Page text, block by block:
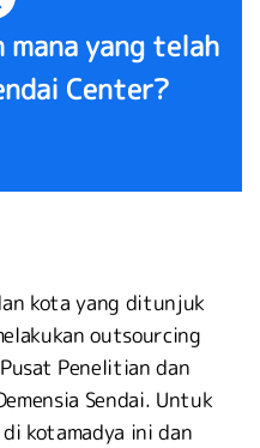
mana yang telah
Center?
kota yang ditunjuk
outsourcing
Penelitian dan
Sendai. Untuk
kotamadya ini dan